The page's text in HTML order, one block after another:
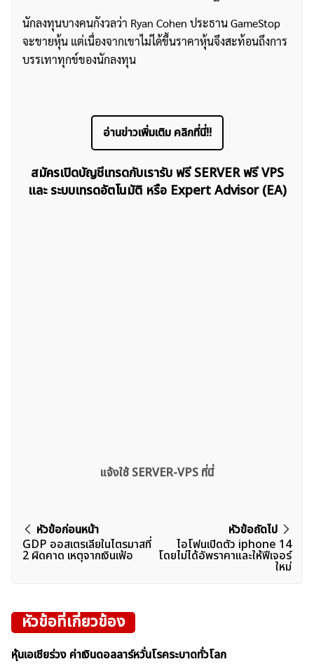
นักลงทุนบางคนกังวลว่า Ryan Cohen ประธาน GameStop
จะขายหุ้น แต่เนื่องจากเขาไม่ได้ขึ้นราคาหุ้นจึงสะท้อนถึงการ
บรรเทาทุกข์ของนักลงทุน
อ่านข่าวเพิ่มเติม คลิกที่นี่!!
สมัครเปิดบัญชีเทรดกับเรารับ ฟรี SERVER ฟรี VPS
และ ระบบเทรดอัตโนมัติ หรือ Expert Advisor (EA)
แจ้งใช้ SERVER-VPS ที่นี่
แนะแนว
เรื่อง
หัวข้อก่อนหน้า
GDP ออสเตรเลียในไตรมาสที่
2 ผิดคาด เหตุจากเงินเฟ้อ
หัวข้อถัดไป
ไอโฟนเปิดตัว iphone 14
โดยไม่ได้อัพราคาและให้ฟีเจอร์
ใหม่
หัวข้อที่เกี่ยวข้อง
หุ้นเอเชียร่วง ค่าเงินดอลลาร์หวั่นโรคระบาดทั่วโลก